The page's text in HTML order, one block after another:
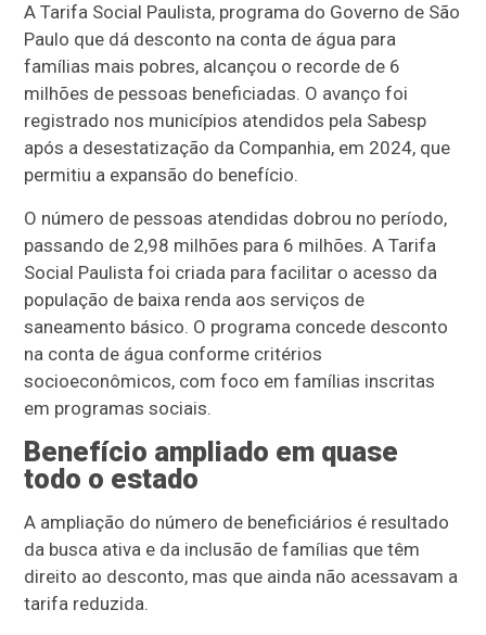
A Tarifa Social Paulista, programa do Governo de São
Paulo que dá desconto na conta de água para
famílias mais pobres, alcançou o recorde de 6
milhões de pessoas beneficiadas. O avanço foi
registrado nos municípios atendidos pela Sabesp
após a desestatização da Companhia, em 2024, que
permitiu a expansão do benefício.
O número de pessoas atendidas dobrou no período,
passando de 2,98 milhões para 6 milhões. A Tarifa
Social Paulista foi criada para facilitar o acesso da
população de baixa renda aos serviços de
saneamento básico. O programa concede desconto
na conta de água conforme critérios
socioeconômicos, com foco em famílias inscritas
em programas sociais.
Benefício ampliado em quase
todo o estado
A ampliação do número de beneficiários é resultado
da busca ativa e da inclusão de famílias que têm
direito ao desconto, mas que ainda não acessavam a
tarifa reduzida.